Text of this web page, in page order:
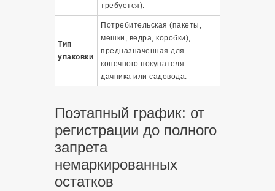
требуется).
Тип
упаковки
Потребительская (пакеты,
мешки, ведра, коробки),
предназначенная для
конечного покупателя —
дачника или садовода.
Поэтапный график: от
регистрации до полного
запрета
немаркированных
остатков